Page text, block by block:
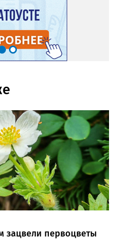
зацвели первоцветы